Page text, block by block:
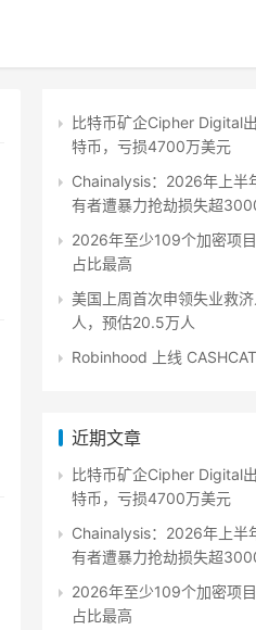
比特币矿企Cipher Digital
特币，亏损4700万美元
Chainalysis：2026年上半
有者遭暴力抢劫损失超
2026年至少109个加密项
占比最高
美国上周首次申领失业救
人，预估20.5万人
Robinhood 上线 CASHCAT
近期文章
比特币矿企Cipher Digital
特币，亏损4700万美元
Chainalysis：2026年上半
有者遭暴力抢劫损失超
2026年至少109个加密项
占比最高